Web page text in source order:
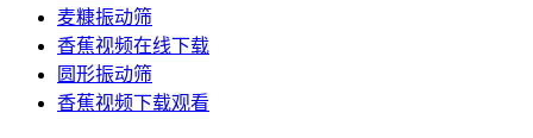
麦糠振动筛
香蕉视频在线下载
圆形振动筛
香蕉视频下载观看